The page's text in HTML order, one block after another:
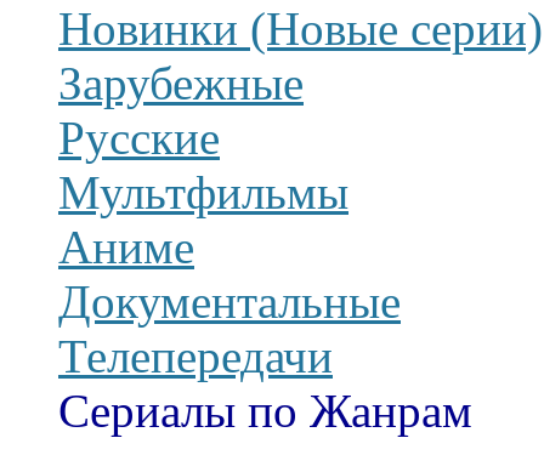
Новинки (Новые серии)
Зарубежные
Русские
Мультфильмы
Аниме
Документальные
Телепередачи
Сериалы по Жанрам